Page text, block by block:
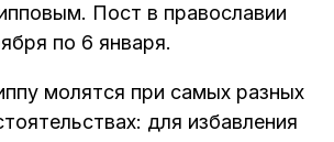
Пост в православии
по 6 января.
молятся при самых разных
для избавления